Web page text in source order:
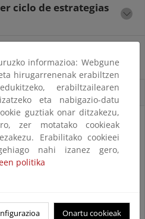
ciclo de estrategias
informazioa: Webgune
hirugarrenenak erabiltzen
erabiltzailearen
eta nabigazio-datu
guztiak onar ditzakezu,
zer motatako cookieak
Erabilitako cookieei
nahi izanez gero,
politika
Onartu cookieak